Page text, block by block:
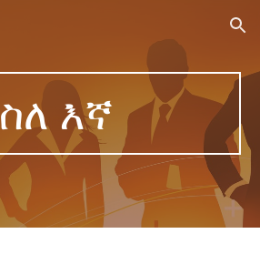
Skip to navigation
ስለ እኛ